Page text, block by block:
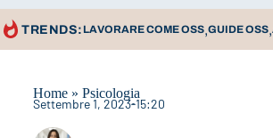
TRENDS: LAVORARE COME OSS,GUIDE OSS,
Home» Psicologia
Settembre 1, 2023 15:20